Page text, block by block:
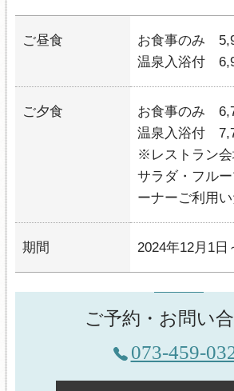
ご昼食
お食事のみ
温泉入浴付
ご夕食
お食事のみ
温泉入浴付
※レストラン会
サラダ・フル
ーナーご利用い
期間 2024年12月1日
ご予約・お問い
073-459-